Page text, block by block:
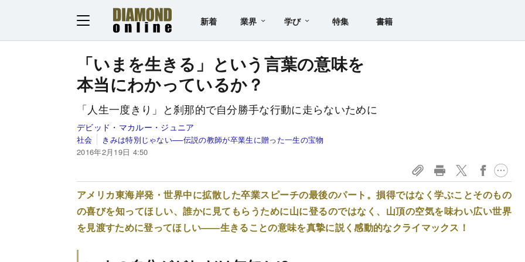
新着 業界 学び 特集 書籍
「いまを生きる」という言葉の意味を
本当にわかっているか？
「人生一度きり」と刹那的で自分勝手な行動に走らないために
デビッド・マカルー・ジュニア
社会
きみは特別じゃない──伝説の教師が卒業生に贈った一生の宝物
2016年2月19日 4:50
アメリカ東海岸発・世界中に拡散した卒業スピーチの最後のパート。損得ではなく学ぶことそのもの
の喜びを知ってほしい、誰かに見てもらうために山に登るのではなく、山頂の空気を味わい広い世界
を見渡すために登ってほしい――生きることの意味を真摯に説く感動的なクライマックス！